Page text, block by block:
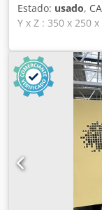
Estado: usado,
Y x Z : 350 x 250
x 580 x 250
Corriente de
de herramientas
de la máquina :
: 2.593 [mm]
: 3.000 [kg] -
EQUIPAMIENTO
color : 10,4 ['] -
Mandril de
Filtración